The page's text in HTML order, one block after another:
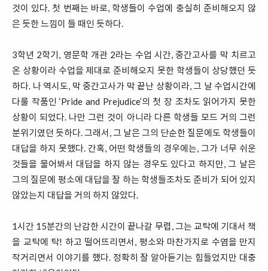
것이 있다. 첫 번째는 바로, 학생들이 수업에 충실히 준비해오지 않
은 듯한 느낌이 들 때인 듯하다.
3학년 2학기, 영문학 개관 2라는 수업 시간, 중간고사를 막 치르고
온 상황이라 수업을 제대로 준비해오지 못한 학생들이 상당했던 듯
하다. 나 역시도, 막 중간고사가 막 끝난 상황이라, 그 날 수업시간에
다룰 작품인 ‘Pride and Prejudice’의 첫 장 조차도 읽어가지 못한
상황이 되었다. 나만 그런 것이 아니라 다른 학생들 모드 거의 그런
분위기였던 듯하다. 그래서, 그 날은 그의 단순한 질문에도 학생들이
대답을 하지 못했다. 간혹, 어떤 학생들의 경우에는, 그가 너무 쉬운
것들을 물어봐서 대답을 하지 않는 경우도 있다고 하지만, 그 날은
그의 질문에 평소에 대답을 잘 하는 학생들조차도 준비가 되어 있지
않았는지 대답을 거의 하지 않았다.
1시간 15분간의 난감한 시간이 끝나갈 무렵, 그는 교탁에 기대서 책
을 교탁에 탁! 하고 떨어뜨리면서, 평소와 마찬가지로 수염을 만지
작거리면서 이야기를 했다. 정확히 잘 알아듣기는 힘들었지만 대충